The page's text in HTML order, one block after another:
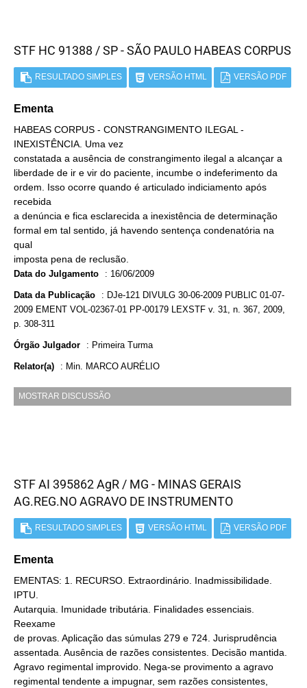
STF HC 91388 / SP - SÃO PAULO HABEAS CORPUS
RESULTADO SIMPLES VERSÃO HTML VERSÃO PDF
Ementa
HABEAS CORPUS - CONSTRANGIMENTO ILEGAL -
INEXISTÊNCIA. Uma vez
constatada a ausência de constrangimento ilegal a alcançar a
liberdade de ir e vir do paciente, incumbe o indeferimento da
ordem. Isso ocorre quando é articulado indiciamento após
recebida
a denúncia e fica esclarecida a inexistência de determinação
formal em tal sentido, já havendo sentença condenatória na
qual
imposta pena de reclusão.
Data do Julgamento : 16/06/2009
Data da Publicação : DJe-121 DIVULG 30-06-2009 PUBLIC 01-07-
2009 EMENT VOL-02367-01 PP-00179 LEXSTF v. 31, n. 367, 2009,
p. 308-311
Órgão Julgador : Primeira Turma
Relator(a) : Min. MARCO AURÉLIO
MOSTRAR DISCUSSÃO
STF AI 395862 AgR / MG - MINAS GERAIS
AG.REG.NO AGRAVO DE INSTRUMENTO
RESULTADO SIMPLES VERSÃO HTML VERSÃO PDF
Ementa
EMENTAS: 1. RECURSO. Extraordinário. Inadmissibilidade.
IPTU.
Autarquia. Imunidade tributária. Finalidades essenciais.
Reexame
de provas. Aplicação das súmulas 279 e 724. Jurisprudência
assentada. Ausência de razões consistentes. Decisão mantida.
Agravo regimental improvido. Nega-se provimento a agravo
regimental tendente a impugnar, sem razões consistentes,